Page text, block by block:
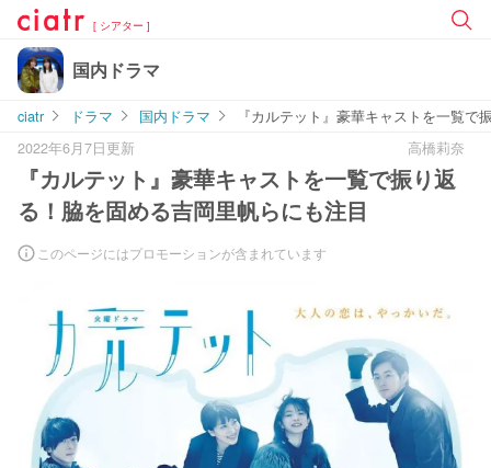
[ シアター ]
国内ドラマ
ciatr ドラマ 国内ドラマ
『カルテット』豪華キャストを一覧
2022年6月7日更新
高橋莉奈
『カルテット』豪華キャストを一覧で振り返
る！脇を固める吉岡里帆らにも注目
このページにはプロモーションが含まれています